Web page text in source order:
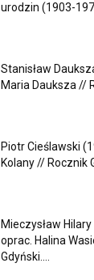
urodzin (1903-
Stanisław
Maria Dauksza //
Piotr Cieślawski
Kolany // Rocznik
Mieczysław
oprac. Halina
Gdyński....